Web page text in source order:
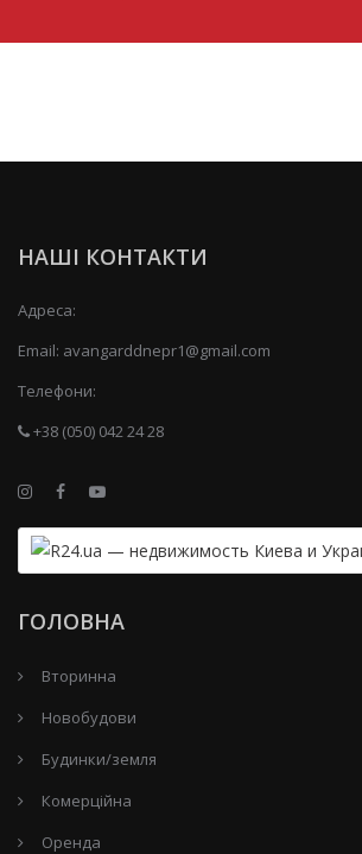
НАШІ КОНТАКТИ
Адреса:
Email: avangarddnepr1@gmail.com
Телефони:
+38 (050) 042 24 28
ГОЛОВНА
Вторинна
Новобудови
Будинки/земля
Комерційна
Оренда